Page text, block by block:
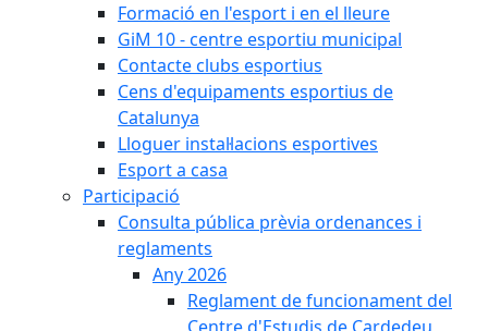
Formació en l'esport i en el lleure
GiM 10 - centre esportiu municipal
Contacte clubs esportius
Cens d'equipaments esportius de
Catalunya
Lloguer instal·lacions esportives
Esport a casa
Participació
Consulta pública prèvia ordenances i
reglaments
Any 2026
Reglament de funcionament del